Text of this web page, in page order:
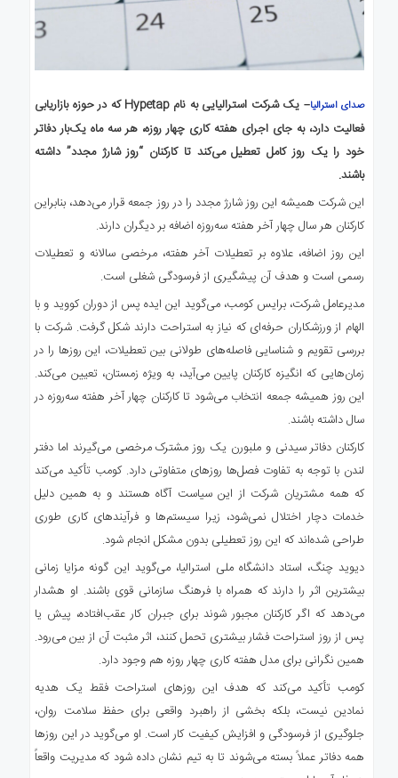
صدای استرالیا
– یک شرکت استرالیایی به نام Hypetap که در حوزه بازاریابی
فعالیت دارد، به جای اجرای هفته کاری چهار روزه، هر سه ماه یک‌بار دفاتر
خود را یک روز کامل تعطیل می‌کند تا کارکنان “روز شارژ مجدد” داشته
باشند.
این شرکت همیشه این روز شارژ مجدد را در روز جمعه قرار می‌دهد، بنابراین
کارکنان هر سال چهار آخر هفته سه‌روزه اضافه بر دیگران دارند.
این روز اضافه، علاوه بر تعطیلات آخر هفته، مرخصی سالانه و تعطیلات
رسمی است و هدف آن پیشگیری از فرسودگی شغلی است.
مدیرعامل شرکت، برایس کومب، می‌گوید این ایده پس از دوران کووید و با
الهام از ورزشکاران حرفه‌ای که نیاز به استراحت دارند شکل گرفت. شرکت با
بررسی تقویم و شناسایی فاصله‌های طولانی بین تعطیلات، این روزها را در
زمان‌هایی که انگیزه کارکنان پایین می‌آید، به ویژه زمستان، تعیین می‌کند.
این روز همیشه جمعه انتخاب می‌شود تا کارکنان چهار آخر هفته سه‌روزه در
سال داشته باشند.
کارکنان دفاتر سیدنی و ملبورن یک روز مشترک مرخصی می‌گیرند اما دفتر
لندن با توجه به تفاوت فصل‌ها روزهای متفاوتی دارد. کومب تأکید می‌کند
که همه مشتریان شرکت از این سیاست آگاه هستند و به همین دلیل
خدمات دچار اختلال نمی‌شود، زیرا سیستم‌ها و فرآیندهای کاری طوری
طراحی شده‌اند که این روز تعطیلی بدون مشکل انجام شود.
دیوید چنگ، استاد دانشگاه ملی استرالیا، می‌گوید این گونه مزایا زمانی
بیشترین اثر را دارند که همراه با فرهنگ سازمانی قوی باشند. او هشدار
می‌دهد که اگر کارکنان مجبور شوند برای جبران کار عقب‌افتاده، پیش یا
پس از روز استراحت فشار بیشتری تحمل کنند، اثر مثبت آن از بین می‌رود.
همین نگرانی برای مدل هفته کاری چهار روزه هم وجود دارد.
کومب تأکید می‌کند که هدف این روزهای استراحت فقط یک هدیه
نمادین نیست، بلکه بخشی از راهبرد واقعی برای حفظ سلامت روان،
جلوگیری از فرسودگی و افزایش کیفیت کار است. او می‌گوید در این روزها
همه دفاتر عملاً بسته می‌شوند تا به تیم نشان داده شود که مدیریت واقعاً